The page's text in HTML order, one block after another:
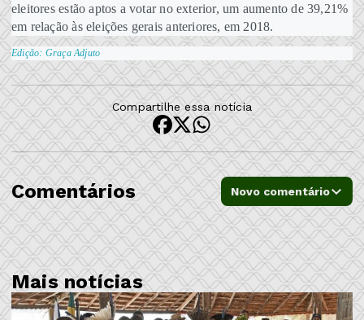
eleitores estão aptos a votar no exterior, um aumento de 39,21%
em relação às eleições gerais anteriores, em 2018.
Edição: Graça Adjuto
Compartilhe essa notícia
Comentários Novo comentário
Mais notícias